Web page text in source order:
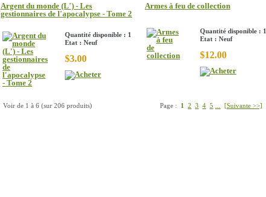
Argent du monde (L') - Les
gestionnaires de l'apocalypse - Tome 2
Quantité disponible : 1
Etat : Neuf
$3.00
Armes à feu de collection
Quantité disponible : 1
Etat : Neuf
$12.00
Voir de 1 à 6 (sur 206 produits) Page : 1 2 3 4 5 [Suivante >>]